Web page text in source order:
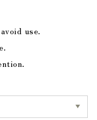
use.